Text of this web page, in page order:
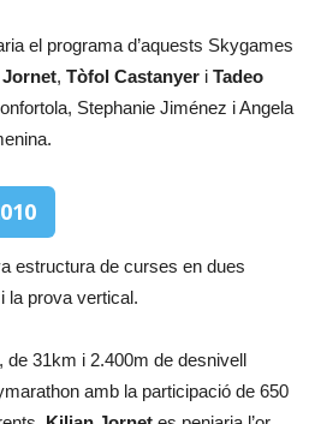
el programa d’aquests Skygames
, Tòfol Castanyer i Tadeo
Stephanie Jiménez i Angela
estructura de curses en dues
la prova vertical.
31km i 2.400m de desnivell
amb la participació de 650